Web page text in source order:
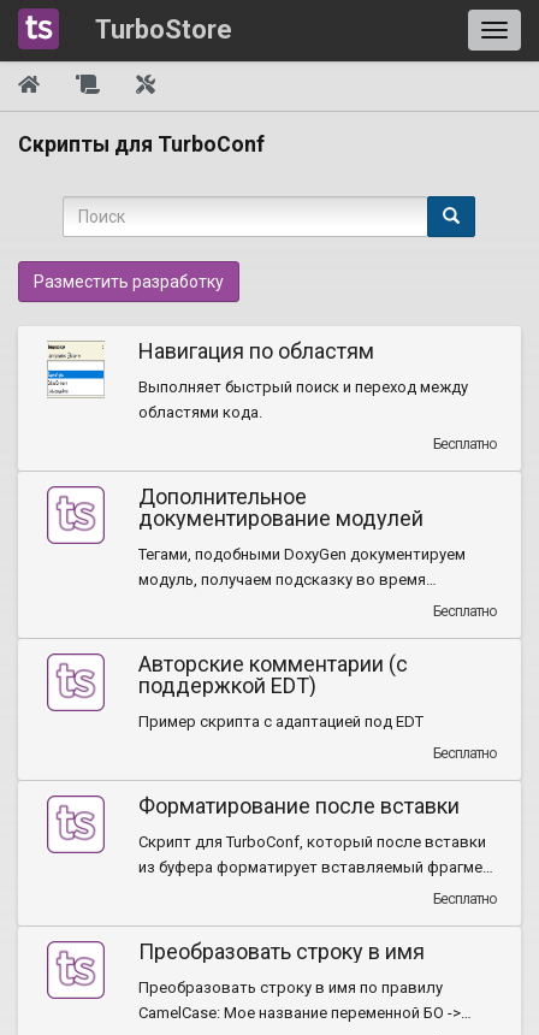
TurboStore
Скрипты для TurboConf
Разместить разработку
Навигация по областям
Выполняет быстрый поиск и переход между
областями кода.
Бесплатно
Дополнительное
документирование модулей
Тегами, подобными DoxyGen документируем
модуль, получаем подсказку во время
Бесплатно
Авторские комментарии (с
поддержкой EDT)
Пример скрипта с адаптацией под EDT
Бесплатно
Форматирование после вставки
Скрипт для TurboConf, который после вставки
из буфера форматирует вставляемый фрагмент
кода (например, выравниваются отступыБесплатно
Преобразовать строку в имя
Преобразовать строку в имя по правилу
CamelCase: Мое название переменной БО ->